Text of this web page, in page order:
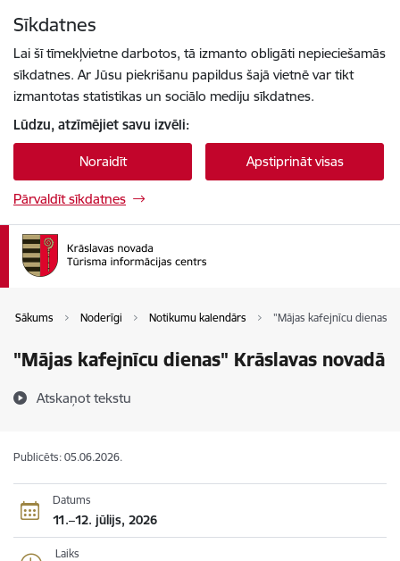
Sīkdatnes
Lai šī tīmekļvietne darbotos, tā izmanto obligāti nepieciešamās
sīkdatnes. Ar Jūsu piekrišanu papildus šajā vietnē var tikt
izmantotas statistikas un sociālo mediju sīkdatnes.
Lūdzu, atzīmējiet savu izvēli:
Noraidīt Apstiprināt visas
Pārvaldīt sīkdatnes
Sākums Noderīgi Notikumu kalendārs "Mājas kafejnīcu dienas"
"Mājas kafejnīcu dienas" Krāslavas novadā
Atskaņot tekstu
Publicēts: 05.06.2026.
Datums
11.–12. jūlijs, 2026
Laiks